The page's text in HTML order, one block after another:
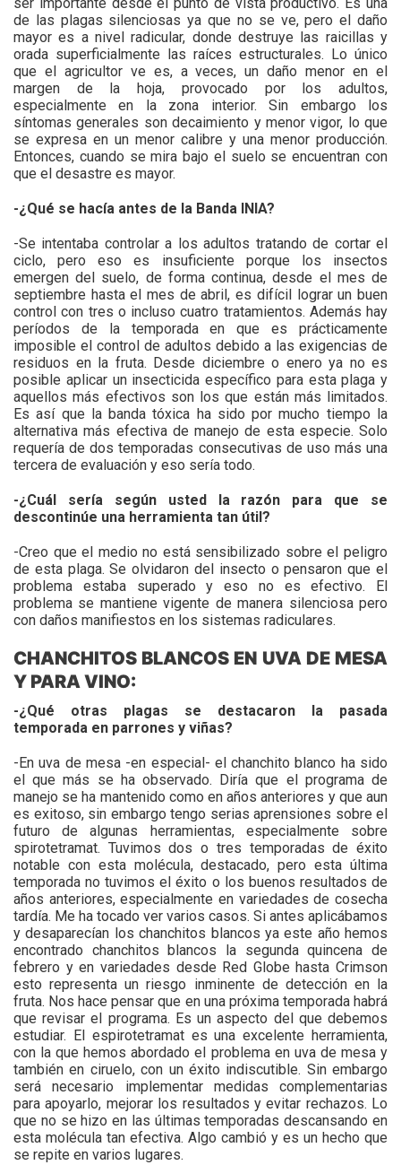
ser importante desde el punto de vista productivo. Es una
de las plagas silenciosas ya que no se ve, pero el daño
mayor es a nivel radicular, donde destruye las raicillas y
orada superficialmente las raíces estructurales. Lo único
que el agricultor ve es, a veces, un daño menor en el
margen de la hoja, provocado por los adultos,
especialmente en la zona interior. Sin embargo los
síntomas generales son decaimiento y menor vigor, lo que
se expresa en un menor calibre y una menor producción.
Entonces, cuando se mira bajo el suelo se encuentran con
que el desastre es mayor.
-¿Qué se hacía antes de la Banda INIA?
-Se intentaba controlar a los adultos tratando de cortar el
ciclo, pero eso es insuficiente porque los insectos
emergen del suelo, de forma continua, desde el mes de
septiembre hasta el mes de abril, es difícil lograr un buen
control con tres o incluso cuatro tratamientos. Además hay
períodos de la temporada en que es prácticamente
imposible el control de adultos debido a las exigencias de
residuos en la fruta. Desde diciembre o enero ya no es
posible aplicar un insecticida específico para esta plaga y
aquellos más efectivos son los que están más limitados.
Es así que la banda tóxica ha sido por mucho tiempo la
alternativa más efectiva de manejo de esta especie. Solo
requería de dos temporadas consecutivas de uso más una
tercera de evaluación y eso sería todo.
-¿Cuál sería según usted la razón para que se
descontinúe una herramienta tan útil?
-Creo que el medio no está sensibilizado sobre el peligro
de esta plaga. Se olvidaron del insecto o pensaron que el
problema estaba superado y eso no es efectivo. El
problema se mantiene vigente de manera silenciosa pero
con daños manifiestos en los sistemas radiculares.
CHANCHITOS BLANCOS EN UVA DE MESA
Y PARA VINO:
-¿Qué otras plagas se destacaron la pasada
temporada en parrones y viñas?
-En uva de mesa -en especial- el chanchito blanco ha sido
el que más se ha observado. Diría que el programa de
manejo se ha mantenido como en años anteriores y que aun
es exitoso, sin embargo tengo serias aprensiones sobre el
futuro de algunas herramientas, especialmente sobre
spirotetramat. Tuvimos dos o tres temporadas de éxito
notable con esta molécula, destacado, pero esta última
temporada no tuvimos el éxito o los buenos resultados de
años anteriores, especialmente en variedades de cosecha
tardía. Me ha tocado ver varios casos. Si antes aplicábamos
y desaparecían los chanchitos blancos ya este año hemos
encontrado chanchitos blancos la segunda quincena de
febrero y en variedades desde Red Globe hasta Crimson
esto representa un riesgo inminente de detección en la
fruta. Nos hace pensar que en una próxima temporada habrá
que revisar el programa. Es un aspecto del que debemos
estudiar. El espirotetramat es una excelente herramienta,
con la que hemos abordado el problema en uva de mesa y
también en ciruelo, con un éxito indiscutible. Sin embargo
será necesario implementar medidas complementarias
para apoyarlo, mejorar los resultados y evitar rechazos. Lo
que no se hizo en las últimas temporadas descansando en
esta molécula tan efectiva. Algo cambió y es un hecho que
se repite en varios lugares.